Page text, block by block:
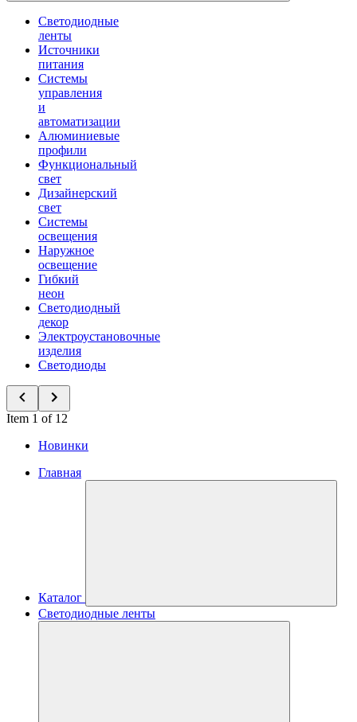
Светодиодные
ленты
Источники
питания
Системы
управления
и
автоматизации
Алюминиевые
профили
Функциональный
свет
Дизайнерский
свет
Системы
освещения
Наружное
освещение
Гибкий
неон
Светодиодный
декор
Электроустановочные
изделия
Светодиоды
Item 1 of 12
Новинки
Главная
Каталог
Светодиодные ленты